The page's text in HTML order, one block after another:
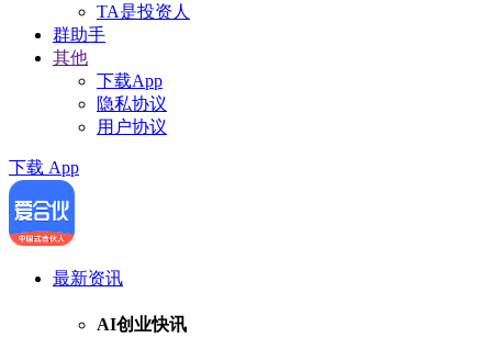
TA是投资人
群助手
其他
下载App
隐私协议
用户协议
下载 App
最新资讯
AI创业快讯